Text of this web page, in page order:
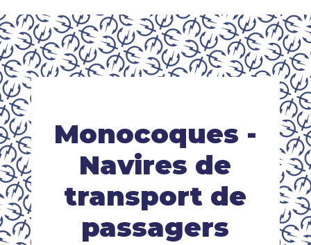
Monocoques -
Navires de
transport de
passagers